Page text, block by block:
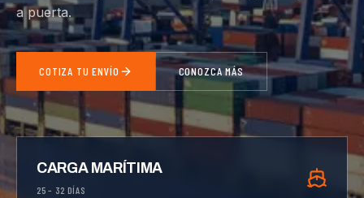
a puerta.
COTIZA TU ENVÍO CONOZCA MÁS
CARGA MARÍTIMA
25 – 32 DÍAS